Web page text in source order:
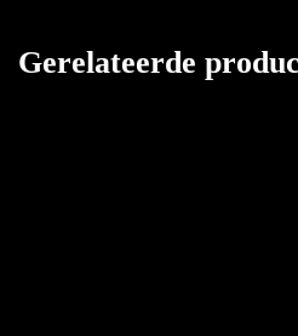
Gerelateerde